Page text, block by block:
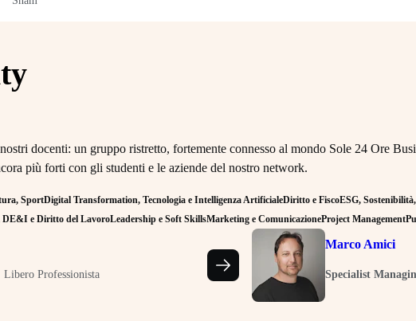
docenti: un gruppo ristretto, fortemente connesso al mondo Sole 24 Ore
più forti con gli studenti e le aziende del nostro network.
SportDigital Transformation, Tecnologia e Intelligenza ArtificialeDiritto e FiscoESG,
DE&I e Diritto del LavoroLeadership e Soft SkillsMarketing e ComunicazioneProject Management
Libero Professionista
Marco Amici
Specialist